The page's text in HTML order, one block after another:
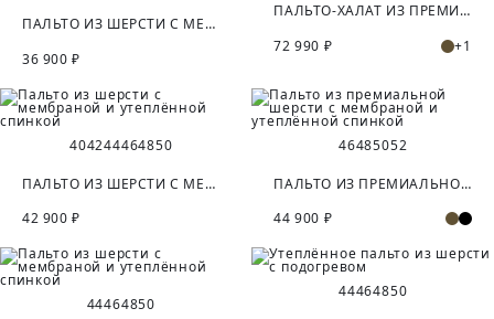
ПАЛЬТО ИЗ ШЕРСТИ С МЕМБРАНОЙ И УТЕПЛЁННОЙ СПИНКОЙ
36 900 ₽
ПАЛЬТО-ХАЛАТ ИЗ ПРЕМИАЛЬНОЙ ШЕРСТИ И КАШЕМИРА
72 990 ₽
+1
404244464850
ПАЛЬТО ИЗ ШЕРСТИ С МЕМБРАНОЙ И УТЕПЛЁННОЙ СПИНКОЙ
42 900 ₽
46485052
ПАЛЬТО ИЗ ПРЕМИАЛЬНОЙ ШЕРСТИ С МЕМБРАНОЙ И УТЕПЛЁННОЙ СПИНКОЙ
44 900 ₽
44464850
44464850